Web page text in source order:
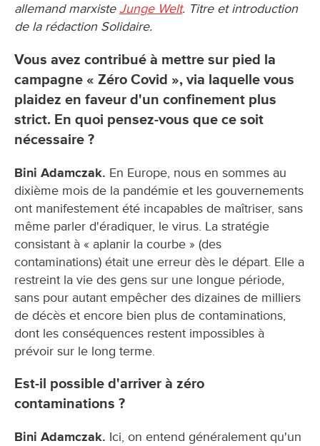
allemand marxisteJunge Welt. Titre et introduction
de la rédaction Solidaire.
Vous avez contribué à mettre sur pied la
campagne « Zéro Covid », via laquelle vous
plaidez en faveur d'un confinement plus
strict. En quoi pensez-vous que ce soit
nécessaire ?
Bini Adamczak. En Europe, nous en sommes au
dixième mois de la pandémie et les gouvernements
ont manifestement été incapables de maîtriser, sans
même parler d'éradiquer, le virus. La stratégie
consistant à « aplanir la courbe » (des
contaminations) était une erreur dès le départ. Elle a
restreint la vie des gens sur une longue période,
sans pour autant empêcher des dizaines de milliers
de décès et encore bien plus de contaminations,
dont les conséquences restent impossibles à
prévoir sur le long terme.
Est-il possible d'arriver à zéro
contaminations ?
Bini Adamczak. Ici, on entend généralement qu'un